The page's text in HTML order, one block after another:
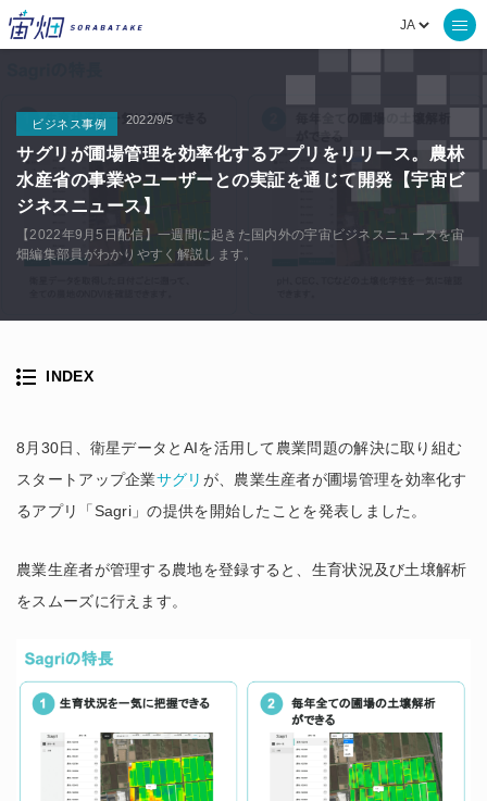
ビジネス事例 2022/9/5
サグリが圃場管理を効率化するアプリをリリース。農林
水産省の事業やユーザーとの実証を通じて開発【宇宙ビ
ジネスニュース】
【2022年9月5日配信】一週間に起きた国内外の宇宙ビジネスニュースを宙
畑編集部員がわかりやすく解説します。
8月30日、衛星データとAIを活用して農業問題の解決に取り組む
スタートアップ企業サグリ が、農業生産者が圃場管理を効率化す
るアプリ「Sagri」の提供を開始したことを発表しました。
農業生産者が管理する農地を登録すると、生育状況及び土壌解析
をスムーズに行えます。
INDEX